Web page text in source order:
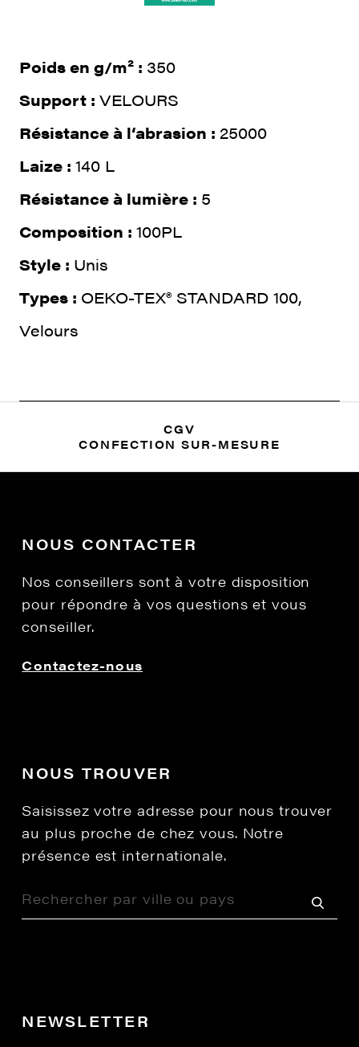
Poids en g/m² : 350
Support : VELOURS
Résistance à l‘abrasion : 25000
Laize : 140 L
Résistance à lumière : 5
Composition : 100PL
Style : Unis
Types : OEKO-TEX® STANDARD 100,
Velours
CGV
CONFECTION SUR-MESURE
NOUS CONTACTER
Nos conseillers sont à votre disposition
pour répondre à vos questions et vous
conseiller.
Contactez-nous
NOUS TROUVER
Saisissez votre adresse pour nous trouver
au plus proche de chez vous. Notre
présence est internationale.
NEWSLETTER